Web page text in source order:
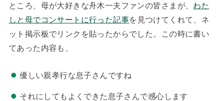
ところ、母が大好きな舟木一夫ファンの皆さまが、 わた
しと母でコンサートに行った記事を見つけてくれて、ネ
ット掲示板でリンクを貼ったからでした。この時に書い
てあった内容も、
優しい親孝行な息子さんですね
それにしてもよくできた息子さんで感心します